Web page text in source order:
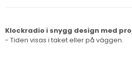
Klockradio i snygg design med
- Tiden visas i taket eller på väggen.